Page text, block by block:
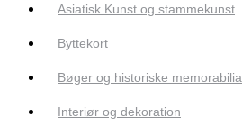
Asiatisk Kunst og stammekunst
Byttekort
Bøger og historiske memorabilia
Interiør og dekoration